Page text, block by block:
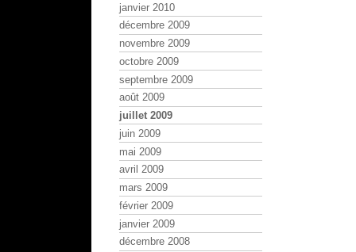
janvier 2010
décembre 2009
novembre 2009
octobre 2009
septembre 2009
août 2009
juillet 2009
juin 2009
mai 2009
avril 2009
mars 2009
février 2009
janvier 2009
décembre 2008